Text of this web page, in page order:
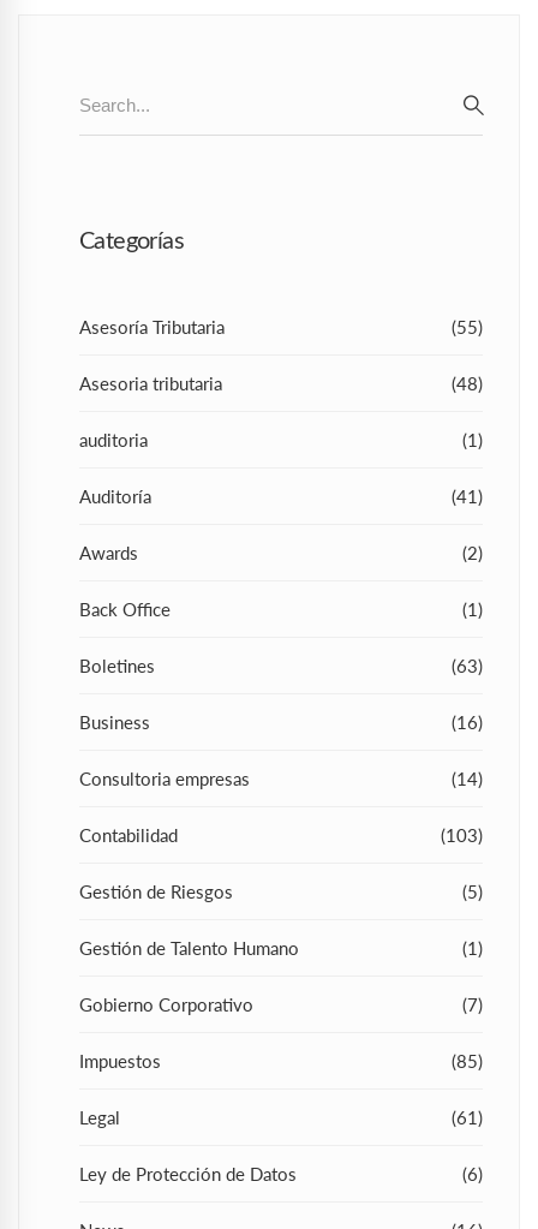
for:
Categorías
Asesoría Tributaria (55)
Asesoria tributaria (48)
auditoria (1)
Auditoría (41)
Awards (2)
Back Office (1)
Boletines (63)
Business (16)
Consultoria empresas (14)
Contabilidad (103)
Gestión de Riesgos (5)
Gestión de Talento Humano (1)
Gobierno Corporativo (7)
Impuestos (85)
Legal (61)
Ley de Protección de Datos (6)